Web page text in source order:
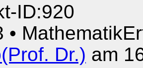
ID:920
• Mathematik
Dr.) am